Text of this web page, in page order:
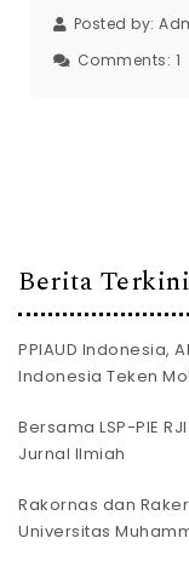
Posted by:
Comments: 1
Berita Terkini
PPIAUD Indonesia,
Indonesia Teken
Bersama LSP-PIE
Jurnal Ilmiah
Rakornas dan
Universitas